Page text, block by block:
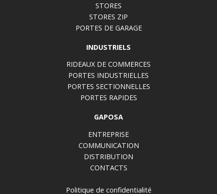
STORES
STORES ZIP
PORTES DE GARAGE
INDUSTRIELS
RIDEAUX DE COMMERCES
PORTES INDUSTRIELLES
PORTES SECTIONNELLES
PORTES RAPIDES
GAPOSA
ENTREPRISE
COMMUNICATION
DISTRIBUTION
CONTACTS
Politique de confidentialité